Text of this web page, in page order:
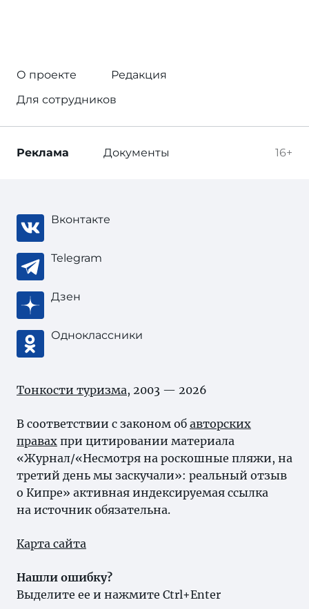
О проекте
Редакция
Для сотрудников
16+
Реклама Документы
Вконтакте
Telegram
Дзен
Одноклассники
Тонкости туризма, 2003 — 2026
В соответствии с законом об авторских
правах при цитировании материала
«Журнал/«Несмотря на роскошные пляжи, на
третий день мы заскучали»: реальный отзыв
о Кипре» активная индексируемая ссылка
на источник обязательна.
Карта сайта
Нашли ошибку?
Выделите ее и нажмите Ctrl+Enter